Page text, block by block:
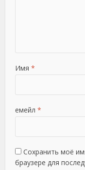
Имя *
емейл *
Сохранить моё
браузере для